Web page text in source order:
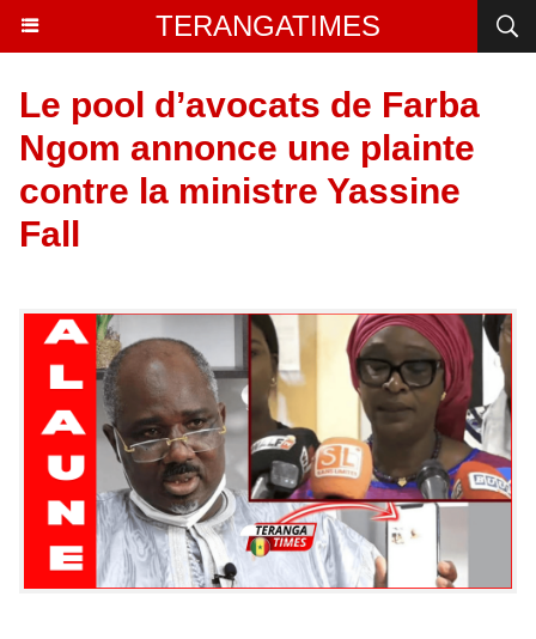
TERANGATIMES
Le pool d’avocats de Farba
Ngom annonce une plainte
contre la ministre Yassine
Fall